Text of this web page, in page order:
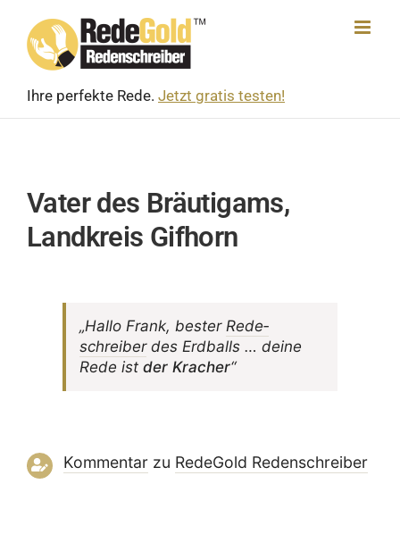
content
Ihre perfekte Rede. Jetzt gratis testen!
Vater des Bräutigams,
Landkreis Gifhorn
„Hallo Frank, bester Rede­
schreiberdes Erdballs … deine
Rede ist der Kracher“
Kommentarzu RedeGold Reden­schreiber